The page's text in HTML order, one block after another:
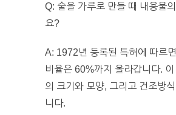
Q: 술을 가루로 만들 때 내용물
요?
A: 1972년 등록된 특허에 따르
비율은 60%까지 올라갑니다.
의 크기와 모양, 그리고 건조방
니다.